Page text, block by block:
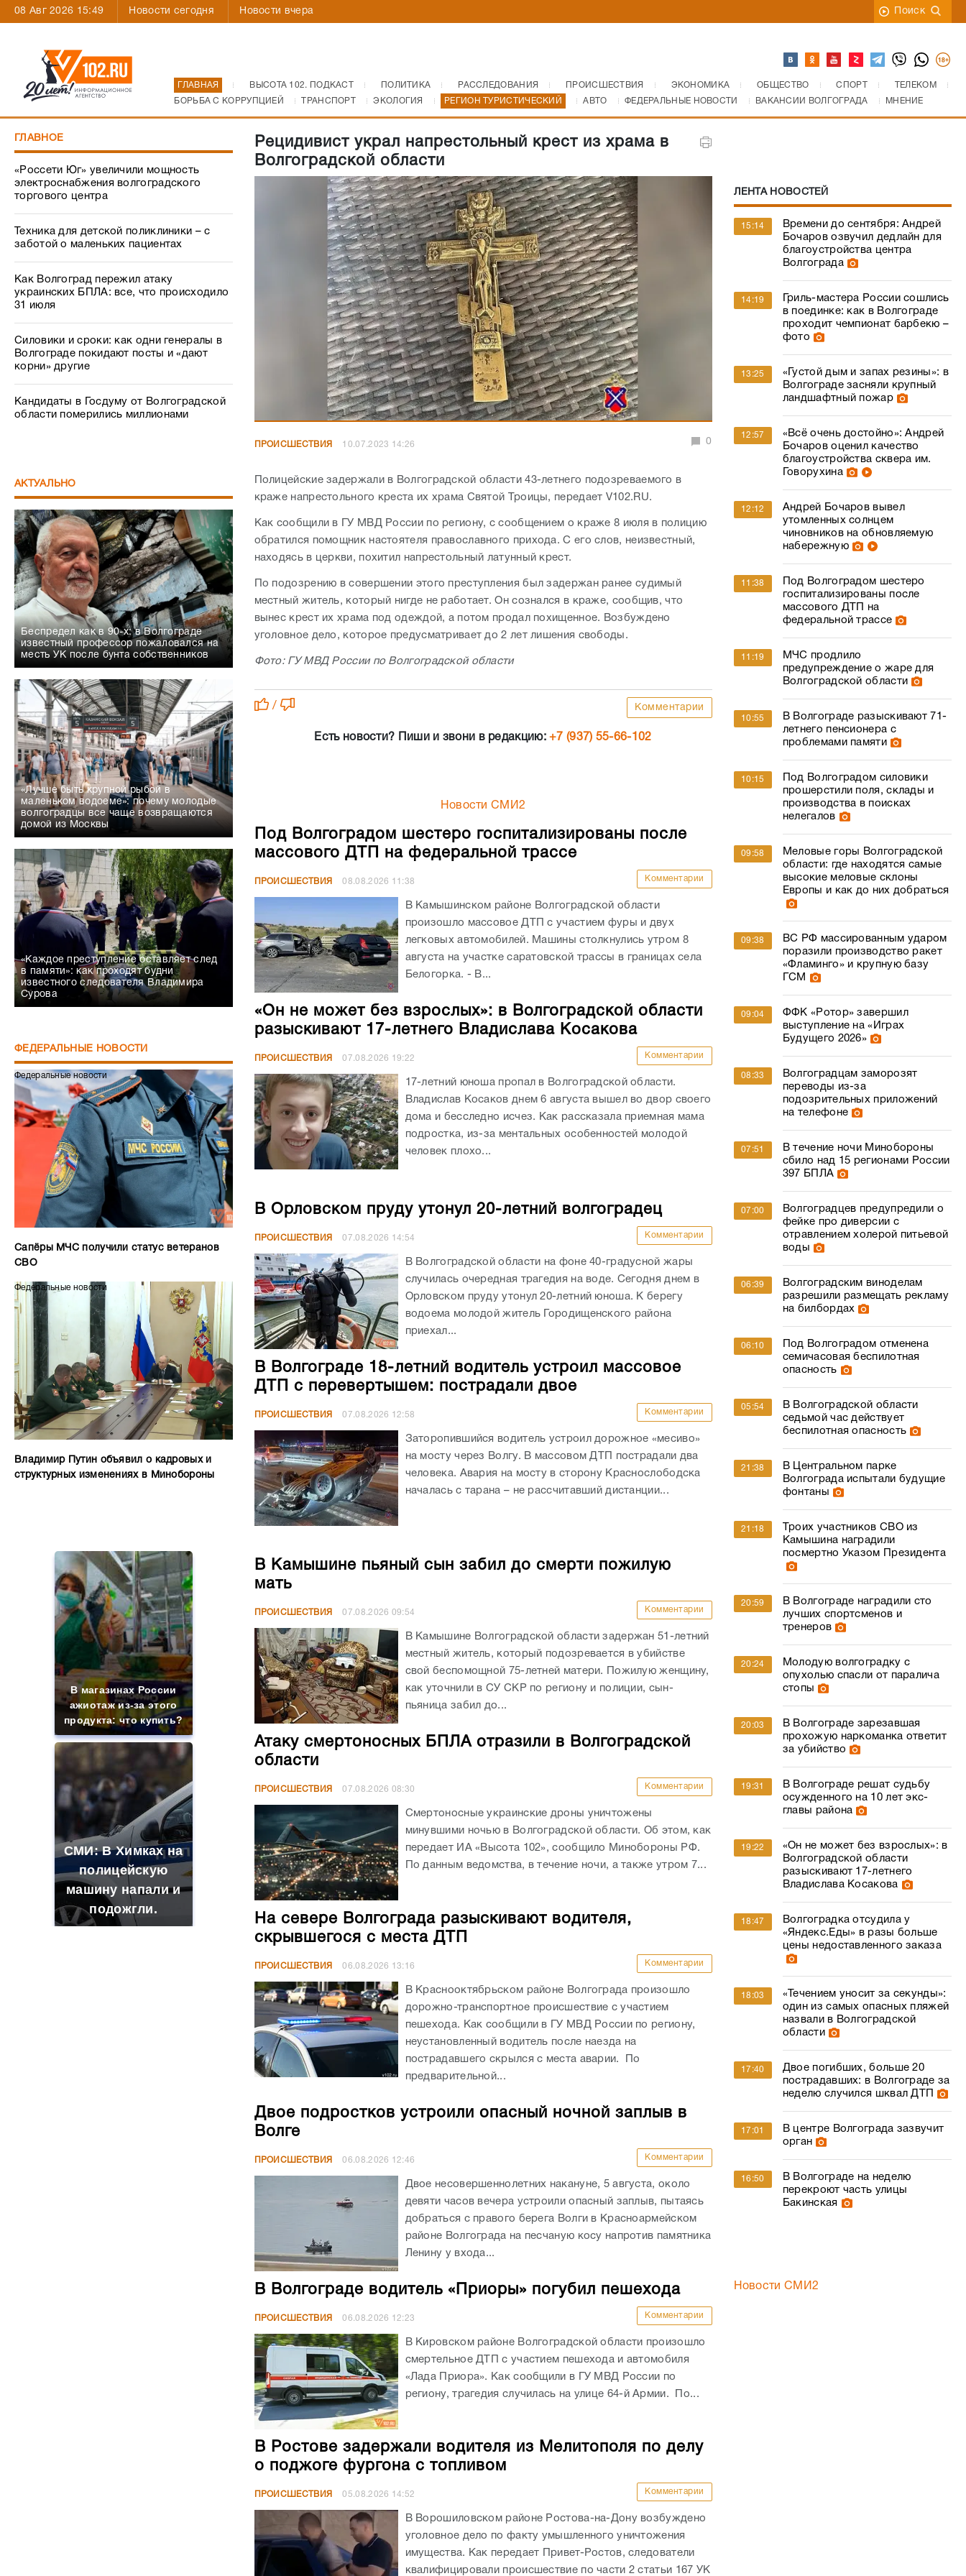
08 Авг 2026 15:49 Новости сегодня Новости вчера Поиск
ГЛАВНАЯ ВЫСОТА 102. ПОДКАСТ ПОЛИТИКА РАССЛЕДОВАНИЯ ПРОИСШЕСТВИЯ ЭКОНОМИКА ОБЩЕСТВО СПОРТ
ТЕЛЕКОМ
БОРЬБА С КОРРУПЦИЕЙ
ТРАНСПОРТ ЭКОЛОГИЯ РЕГИОН ТУРИСТИЧЕСКИЙ АВТО ФЕДЕРАЛЬНЫЕ НОВОСТИ ВАКАНСИИ ВОЛГОГРАДА МНЕНИЕ
ГЛАВНОЕ
«Россети Юг» увеличили мощность
электроснабжения волгоградского
торгового центра
Техника для детской поликлиники – с
заботой о маленьких пациентах
Как Волгоград пережил атаку
украинских БПЛА: все, что происходило
31 июля
Силовики и сроки: как одни генералы в
Волгограде покидают посты и «дают
корни» другие
Кандидаты в Госдуму от Волгоградской
области померились миллионами
АКТУАЛЬНО
Беспредел как в 90-х: в Волгограде
известный профессор пожаловался на
месть УК после бунта собственников
«Лучше быть крупной рыбой в
маленьком водоеме»: почему молодые
волгоградцы все чаще возвращаются
домой из Москвы
«Каждое преступление оставляет след
в памяти»: как проходят будни
известного следователя Владимира
Сурова
ФЕДЕРАЛЬНЫЕ НОВОСТИ
Федеральные новости
Сапёры МЧС получили статус ветеранов
СВО
Федеральные новости
Владимир Путин объявил о кадровых и
структурных изменениях в Минобороны
В магазинах России
ажиотаж из-за этого
продукта: что купить?
СМИ: В Химках на
полицейскую
машину напали и
подожгли.
Рецидивист украл напрестольный крест из храма в
Волгоградской области
ПРОИСШЕСТВИЯ 10.07.2023 14:26 0
Полицейские задержали в Волгоградской области 43-летнего подозреваемого в
краже напрестольного креста их храма Святой Троицы, передает V102.RU.
Как сообщили в ГУ МВД России по региону, с сообщением о краже 8 июля в полицию
обратился помощник настоятеля православного прихода. С его слов, неизвестный,
находясь в церкви, похитил напрестольный латунный крест.
По подозрению в совершении этого преступления был задержан ранее судимый
местный житель, который нигде не работает. Он сознался в краже, сообщив, что
вынес крест их храма под одеждой, а потом продал похищенное. Возбуждено
уголовное дело, которое предусматривает до 2 лет лишения свободы.
Фото: ГУ МВД России по Волгоградской области
/ Комментарии
Есть новости? Пиши и звони в редакцию:+7 (937) 55-66-102
Новости СМИ2
Под Волгоградом шестеро госпитализированы после
массового ДТП на федеральной трассе
ПРОИСШЕСТВИЯ 08.08.2026 11:38 Комментарии
В Камышинском районе Волгоградской области
произошло массовое ДТП с участием фуры и двух
легковых автомобилей. Машины столкнулись утром 8
августа на участке саратовской трассы в границах села
Белогорка. - В...
«Он не может без взрослых»: в Волгоградской области
разыскивают 17-летнего Владислава Косакова
ПРОИСШЕСТВИЯ 07.08.2026 19:22 Комментарии
17-летний юноша пропал в Волгоградской области.
Владислав Косаков днем 6 августа вышел во двор своего
дома и бесследно исчез. Как рассказала приемная мама
подростка, из-за ментальных особенностей молодой
человек плохо...
В Орловском пруду утонул 20-летний волгоградец
ПРОИСШЕСТВИЯ 07.08.2026 14:54 Комментарии
В Волгоградской области на фоне 40-градусной жары
случилась очередная трагедия на воде. Сегодня днем в
Орловском пруду утонул 20-летний юноша. К берегу
водоема молодой житель Городищенского района
приехал...
В Волгограде 18-летний водитель устроил массовое
ДТП с перевертышем: пострадали двое
ПРОИСШЕСТВИЯ 07.08.2026 12:58 Комментарии
Заторопившийся водитель устроил дорожное «месиво»
на мосту через Волгу. В массовом ДТП пострадали два
человека. Авария на мосту в сторону Краснослободска
началась с тарана – не рассчитавший дистанции...
В Камышине пьяный сын забил до смерти пожилую
мать
ПРОИСШЕСТВИЯ 07.08.2026 09:54 Комментарии
В Камышине Волгоградской области задержан 51-летний
местный житель, который подозревается в убийстве
свой беспомощной 75-летней матери. Пожилую женщину,
как уточнили в СУ СКР по региону и полиции, сын-
пьяница забил до...
Атаку смертоносных БПЛА отразили в Волгоградской
области
ПРОИСШЕСТВИЯ 07.08.2026 08:30 Комментарии
Смертоносные украинские дроны уничтожены
минувшими ночью в Волгоградской области. Об этом, как
передает ИА «Высота 102», сообщило Минобороны РФ.
По данным ведомства, в течение ночи, а также утром 7...
На севере Волгограда разыскивают водителя,
скрывшегося с места ДТП
ПРОИСШЕСТВИЯ 06.08.2026 13:16 Комментарии
В Краснооктябрьском районе Волгограда произошло
дорожно-транспортное происшествие с участием
пешехода. Как сообщили в ГУ МВД России по региону,
неустановленный водитель после наезда на
пострадавшего скрылся с места аварии. По
предварительной...
Двое подростков устроили опасный ночной заплыв в
Волге
ПРОИСШЕСТВИЯ 06.08.2026 12:46 Комментарии
Двое несовершеннолетних накануне, 5 августа, около
девяти часов вечера устроили опасный заплыв, пытаясь
добраться с правого берега Волги в Красноармейском
районе Волгограда на песчаную косу напротив памятника
Ленину у входа...
В Волгограде водитель «Приоры» погубил пешехода
ПРОИСШЕСТВИЯ 06.08.2026 12:23 Комментарии
В Кировском районе Волгоградской области произошло
смертельное ДТП с участием пешехода и автомобиля
«Лада Приора». Как сообщили в ГУ МВД России по
региону, трагедия случилась на улице 64-й Армии. По...
В Ростове задержали водителя из Мелитополя по делу
о поджоге фургона с топливом
ПРОИСШЕСТВИЯ 05.08.2026 14:52 Комментарии
В Ворошиловском районе Ростова-на-Дону возбуждено
уголовное дело по факту умышленного уничтожения
имущества. Как передает Привет-Ростов, следователи
квалифицировали происшествие по части 2 статьи 167 УК
ЛЕНТА НОВОСТЕЙ
15:14
Времени до сентября: Андрей
Бочаров озвучил дедлайн для
благоустройства центра
Волгограда
14:19
Гриль-мастера России сошлись
в поединке: как в Волгограде
проходит чемпионат барбекю –
фото
13:25
«Густой дым и запах резины»: в
Волгограде засняли крупный
ландшафтный пожар
12:57
«Всё очень достойно»: Андрей
Бочаров оценил качество
благоустройства сквера им.
Говорухина
12:12
Андрей Бочаров вывел
утомленных солнцем
чиновников на обновляемую
набережную
11:38
Под Волгоградом шестеро
госпитализированы после
массового ДТП на
федеральной трассе
11:19
МЧС продлило
предупреждение о жаре для
Волгоградской области
10:55
В Волгограде разыскивают 71-
летнего пенсионера с
проблемами памяти
10:15
Под Волгоградом силовики
прошерстили поля, склады и
производства в поисках
нелегалов
09:58
Меловые горы Волгоградской
области: где находятся самые
высокие меловые склоны
Европы и как до них добраться
09:38
ВС РФ массированным ударом
поразили производство ракет
«Фламинго» и крупную базу
ГСМ
09:04
ФФК «Ротор» завершил
выступление на «Играх
Будущего 2026»
08:33
Волгоградцам заморозят
переводы из-за
подозрительных приложений
на телефоне
07:51
В течение ночи Минобороны
сбило над 15 регионами России
397 БПЛА
07:00
Волгоградцев предупредили о
фейке про диверсии с
отравлением холерой питьевой
воды
06:39
Волгоградским виноделам
разрешили размещать рекламу
на билбордах
06:10
Под Волгоградом отменена
семичасовая беспилотная
опасность
05:54
В Волгоградской области
седьмой час действует
беспилотная опасность
21:38
В Центральном парке
Волгограда испытали будущие
фонтаны
21:18
Троих участников СВО из
Камышина наградили
посмертно Указом Президента
20:59
В Волгограде наградили сто
лучших спортсменов и
тренеров
20:24
Молодую волгоградку с
опухолью спасли от паралича
стопы
20:03
В Волгограде зарезавшая
прохожую наркоманка ответит
за убийство
19:31
В Волгограде решат судьбу
осужденного на 10 лет экс-
главы района
19:22
«Он не может без взрослых»: в
Волгоградской области
разыскивают 17-летнего
Владислава Косакова
18:47
Волгоградка отсудила у
«Яндекс.Еды» в разы больше
цены недоставленного заказа
18:03
«Течением уносит за секунды»:
один из самых опасных пляжей
назвали в Волгоградской
области
17:40
Двое погибших, больше 20
пострадавших: в Волгограде за
неделю случился шквал ДТП
17:01
В центре Волгограда зазвучит
орган
16:50
В Волгограде на неделю
перекроют часть улицы
Бакинская
Новости СМИ2